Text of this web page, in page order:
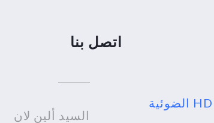
اتصل بنا
السيد ألين لان